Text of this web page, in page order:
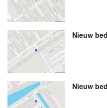
Nieuw
Nieuw